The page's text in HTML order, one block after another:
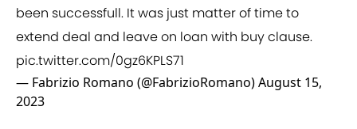
been successfull. It was just matter of time to
extend deal and leave on loan with buy clause.
pic.twitter.com/0gz6KPLS71
— Fabrizio Romano (@FabrizioRomano)August 15,
2023